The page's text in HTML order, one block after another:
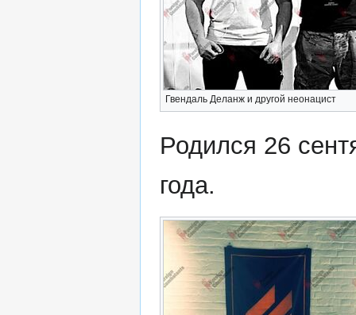
Гвендаль Деланж и другой неонацист
Родился 26
года.